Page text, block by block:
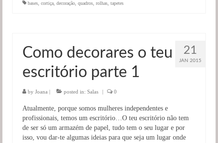
bases cortiça decoração quadros rolhas tapetes
21
JAN 2015
Como decorares o teu
escritório parte 1
by Joana | posted in: Salas | 0
Atualmente, porque somos mulheres independentes e
profissionais, temos um escritório…O teu escritório não tem
de ser só um armazém de papel, tudo tem o seu lugar e por
isso, vou dar-te algumas ideias para que seja um lugar onde